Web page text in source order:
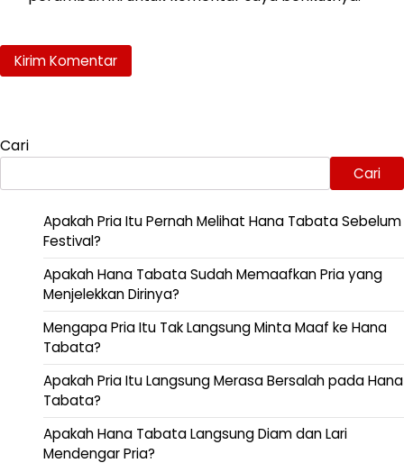
Cari
Cari
Apakah Pria Itu Pernah Melihat Hana Tabata Sebelum
Festival?
Apakah Hana Tabata Sudah Memaafkan Pria yang
Menjelekkan Dirinya?
Mengapa Pria Itu Tak Langsung Minta Maaf ke Hana
Tabata?
Apakah Pria Itu Langsung Merasa Bersalah pada Hana
Tabata?
Apakah Hana Tabata Langsung Diam dan Lari
Mendengar Pria?